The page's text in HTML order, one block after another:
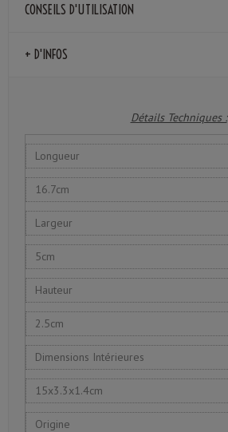
CONSEILS D'UTILISATION
+ D'INFOS
Détails Techniques :
Longueur
16.7cm
Largeur
5cm
Hauteur
2.5cm
Dimensions Intérieures
15x3.3x1.4cm
Origine